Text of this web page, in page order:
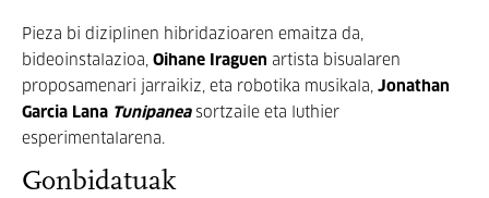
Pieza bi diziplinen hibridazioaren emaitza da,
bideoinstalazioa, Oihane Iraguen artista bisualaren
proposamenari jarraikiz, eta robotika musikala, Jonathan
Garcia Lana Tunipaneasortzaile eta luthier
esperimentalarena.
Gonbidatuak